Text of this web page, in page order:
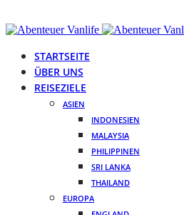
STARTSEITE
ÜBER UNS
REISEZIELE
ASIEN
INDONESIEN
MALAYSIA
PHILIPPINEN
SRI LANKA
THAILAND
EUROPA